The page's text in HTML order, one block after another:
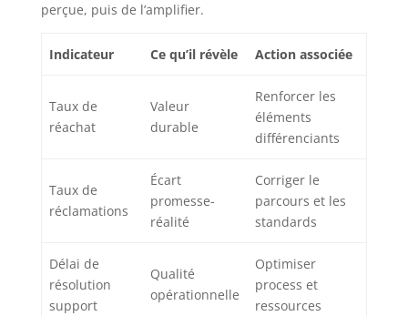
perçue, puis de l’amplifier.
Indicateur Ce qu’il révèle Action associée
Taux de
réachat
Valeur
durable
Renforcer les
éléments
différenciants
Taux de
réclamations
Écart
promesse-
réalité
Corriger le
parcours et les
standards
Délai de
résolution
support
Qualité
opérationnelle
Optimiser
process et
ressources